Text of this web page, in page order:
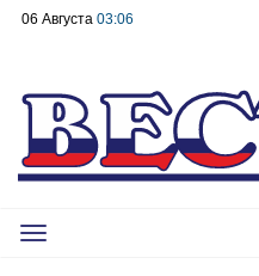
06 Августа 03:06
Toggle